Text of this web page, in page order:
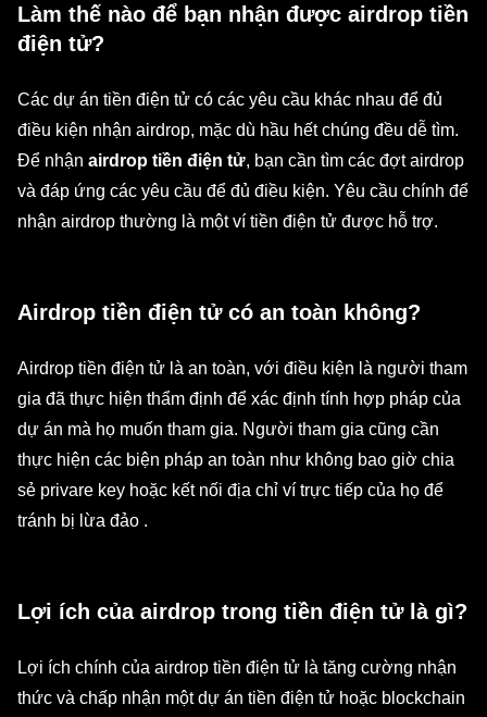
Làm thế nào để bạn nhận được airdrop tiền
điện tử?
Các dự án tiền điện tử có các yêu cầu khác nhau để đủ
điều kiện nhận airdrop, mặc dù hầu hết chúng đều dễ tìm.
Để nhận airdrop tiền điện tử, bạn cần tìm các đợt airdrop
và đáp ứng các yêu cầu để đủ điều kiện. Yêu cầu chính để
nhận airdrop thường là một ví tiền điện tử được hỗ trợ.
Airdrop tiền điện tử có an toàn không?
Airdrop tiền điện tử là an toàn, với điều kiện là người tham
gia đã thực hiện thẩm định để xác định tính hợp pháp của
dự án mà họ muốn tham gia. Người tham gia cũng cần
thực hiện các biện pháp an toàn như không bao giờ chia
sẻ privare key hoặc kết nối địa chỉ ví trực tiếp của họ để
tránh bị lừa đảo .
Lợi ích của airdrop trong tiền điện tử là gì?
Lợi ích chính của airdrop tiền điện tử là tăng cường nhận
thức và chấp nhận một dự án tiền điện tử hoặc blockchain